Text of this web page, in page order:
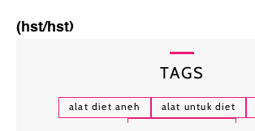
(hst/hst)
TAGS
alat diet aneh alat untuk diet